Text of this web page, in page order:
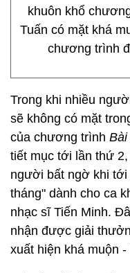
khuôn khổ
Tuấn có mặt khá
chương trình
Trong khi nhiều
sẽ không có mặt
của chương trình Bài
tiết mục tới lần thứ
người bất ngờ khi tới
tháng" dành cho ca
nhạc sĩ Tiến Minh.
nhận được giải
xuất hiện khá muộn